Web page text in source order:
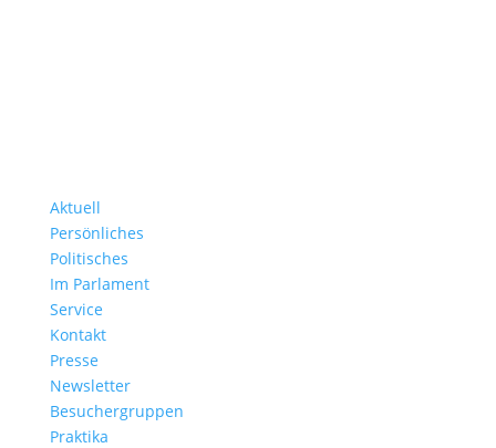
Aktuell
Persönliches
Politisches
Im Parlament
Service
Kontakt
Presse
Newsletter
Besuchergruppen
Praktika